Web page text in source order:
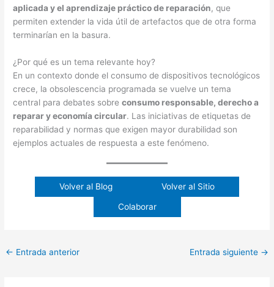
aplicada y el aprendizaje práctico de reparación, que
permiten extender la vida útil de artefactos que de otra forma
terminarían en la basura.
¿Por qué es un tema relevante hoy?
En un contexto donde el consumo de dispositivos tecnológicos
crece, la obsolescencia programada se vuelve un tema
central para debates sobreconsumo responsable, derecho a
reparar y economía circular. Las iniciativas de etiquetas de
reparabilidad y normas que exigen mayor durabilidad son
ejemplos actuales de respuesta a este fenómeno.
Volver al Blog Volver al Sitio
Colaborar
← Entrada anterior Entrada siguiente →